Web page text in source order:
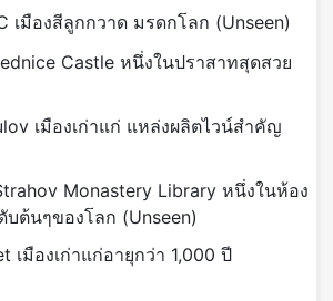
เมืองสีลูกกวาด มรดกโลก (Unseen)
Castle หนึ่งในปราสาทสุดสวย
เมืองเก่าแก่ แหล่งผลิตไวน์สำคัญ
Monastery Library หนึ่งในห้อง
ต้นๆของโลก (Unseen)
เมืองเก่าแก่อายุกว่า 1,000 ปี